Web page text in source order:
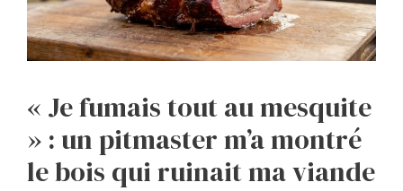
« Je fumais tout au mesquite
» : un pitmaster m’a montré
le bois qui ruinait ma viande